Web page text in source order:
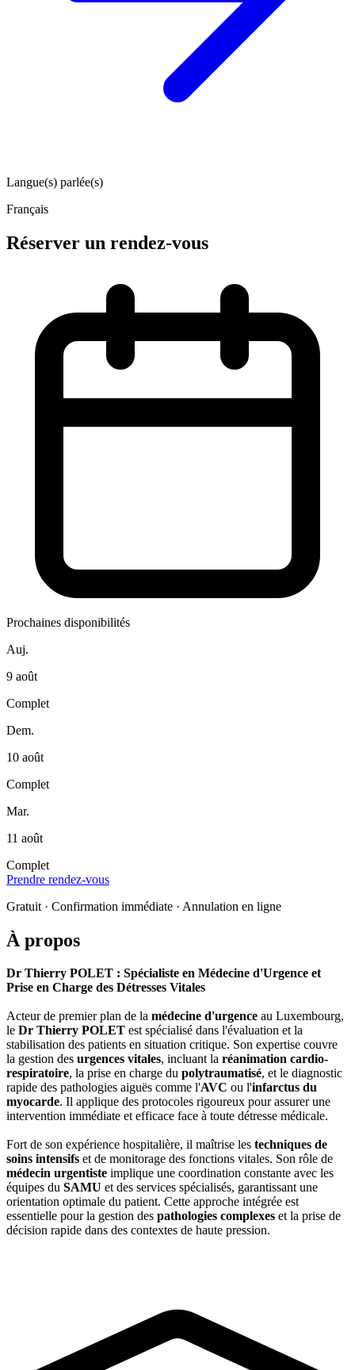
Langue(s) parlée(s)
Français
Réserver un rendez-vous
Prochaines disponibilités
Auj.
9 août
Complet
Dem.
10 août
Complet
Mar.
11 août
Complet
Prendre rendez-vous
Gratuit · Confirmation immédiate · Annulation en ligne
À propos
Dr Thierry POLET : Spécialiste en Médecine d'Urgence et
Prise en Charge des Détresses Vitales
Acteur de premier plan de la médecine d'urgence au Luxembourg,
le Dr Thierry POLET est spécialisé dans l'évaluation et la
stabilisation des patients en situation critique. Son expertise couvre
la gestion des urgences vitales, incluant la réanimation cardio-
respiratoire, la prise en charge du polytraumatisé, et le diagnostic
rapide des pathologies aiguës comme l'AVC ou l'infarctus du
myocarde. Il applique des protocoles rigoureux pour assurer une
intervention immédiate et efficace face à toute détresse médicale.
Fort de son expérience hospitalière, il maîtrise les techniques de
soins intensifs et de monitorage des fonctions vitales. Son rôle de
médecin urgentiste implique une coordination constante avec les
équipes du SAMU et des services spécialisés, garantissant une
orientation optimale du patient. Cette approche intégrée est
essentielle pour la gestion des pathologies complexes et la prise de
décision rapide dans des contextes de haute pression.